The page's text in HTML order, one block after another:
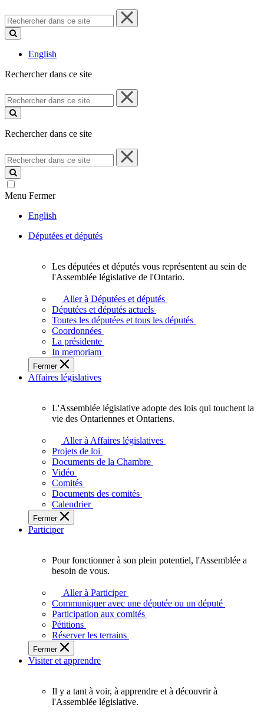
Rechercher
dans
ce
English
Rechercher dans ce site
Rechercher
dans
ce
Rechercher dans ce site
Rechercher
dans
ce
site
Menu Fermer
English
Députées et députés
députés
vous
représentent
sein
de
l'Assemblée
législative
l'Ontario.
Les députées et députés vous représentent au sein de
l'Assemblée législative de l'Ontario.
Aller à Députées et députés
Députées et députés actuels
Toutes les députées et tous les députés
Coordonnées
La présidente
In memoriam
Fermer
Affaires législatives
L'Assemblée
adopte
touchent
des
Ontariennes
et
L'Assemblée législative adopte des lois qui touchent la
vie des Ontariennes et Ontariens.
Aller à Affaires législatives
Projets de loi
Documents de la Chambre
Vidéo
Comités
Documents des comités
Calendrier
Fermer
Participer
plein
potentiel,
l'Assemblée
a
besoin
de
Pour fonctionner à son plein potentiel, l'Assemblée a
besoin de vous.
Aller à Participer
Communiquer avec une députée ou un député
Participation aux comités
Pétitions
Réserver les terrains
Fermer
Visiter et apprendre
Il y a tant à voir, à apprendre et à découvrir à
l'Assemblée législative.